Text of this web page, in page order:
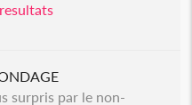
surpris par le non-